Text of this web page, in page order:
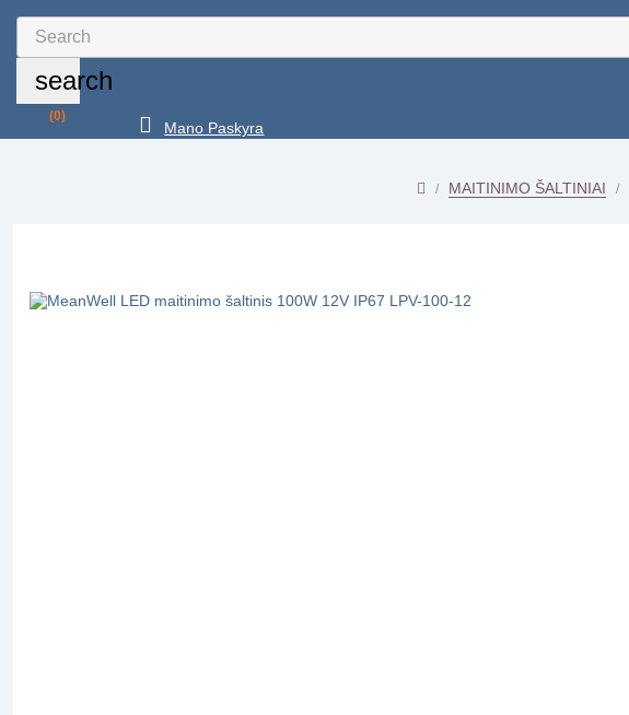
search
Mano Paskyra
(0)
MAITINIMO ŠALTINIAI